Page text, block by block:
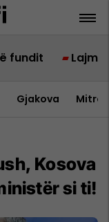
fundit Lajme
Gjakova
Kosova
si ti!